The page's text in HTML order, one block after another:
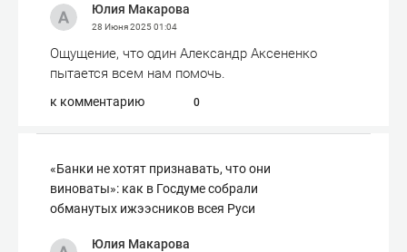
Юлия Макарова
28 Июня 202501:04
Ощущение, что один Александр Аксененко
пытается всем нам помочь.
к комментарию 0
«Банки не хотят признавать, что они
виноваты»: как в Госдуме собрали
обманутых ижээсников всея Руси
Юлия Макарова